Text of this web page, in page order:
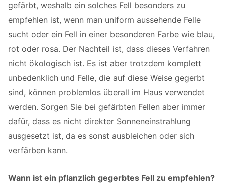
gefärbt, weshalb ein solches Fell besonders zu
empfehlen ist, wenn man uniform aussehende Felle
sucht oder ein Fell in einer besonderen Farbe wie blau,
rot oder rosa. Der Nachteil ist, dass dieses Verfahren
nicht ökologisch ist. Es ist aber trotzdem komplett
unbedenklich und Felle, die auf diese Weise gegerbt
sind, können problemlos überall im Haus verwendet
werden. Sorgen Sie bei gefärbten Fellen aber immer
dafür, dass es nicht direkter Sonneneinstrahlung
ausgesetzt ist, da es sonst ausbleichen oder sich
verfärben kann.
Wann ist ein pflanzlich gegerbtes Fell zu empfehlen?